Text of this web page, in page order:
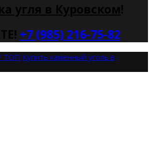
угля в Куровском!
+7 (985) 216-75-82
ТОП Купить каменный уголь в